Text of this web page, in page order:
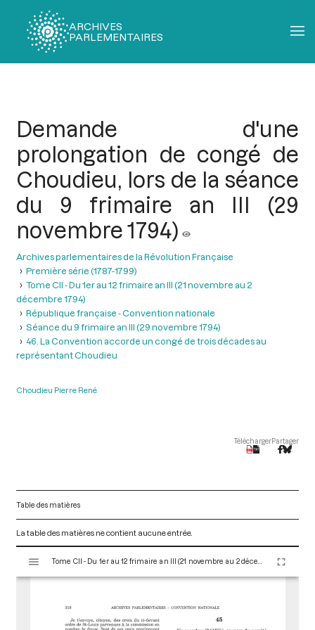
ARCHIVES
PARLEMENTAIRES
Demande d'une
prolongation de congé de
Choudieu, lors de la séance
du 9 frimaire an III (29
novembre 1794)
Archives parlementaires de la Révolution Française
Première série (1787-1799)
Tome CII - Du 1er au 12 frimaire an III (21 novembre au 2
décembre 1794)
République française - Convention nationale
Séance du 9 frimaire an III (29 novembre 1794)
46. La Convention accorde un congé de trois décades au
représentant Choudieu
Choudieu Pierre René
TéléchargerPartager
Table des matières
La table des matières ne contient aucune entrée.
s